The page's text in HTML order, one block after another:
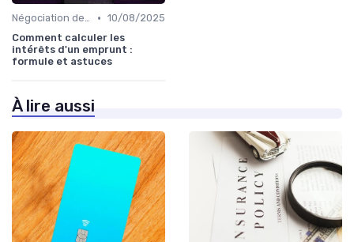
Négociation des taux d'intérêt • 10/08/2025
Comment calculer les
intérêts d'un emprunt :
formule et astuces
À lire aussi